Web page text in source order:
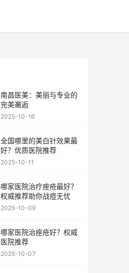
南昌医美：美丽与专业的
完美邂逅
2025-10-16
全国哪里的美白针效果最
好？优质医院推荐
2025-10-11
哪家医院治疗痤疮最好？
权威推荐助你战痘无忧
2025-10-09
哪家医院治痤疮好？权威
医院推荐
2025-10-07